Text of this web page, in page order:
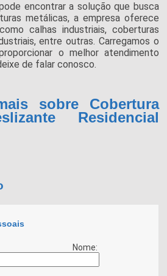
encontrar a solução que busca
metálicas, a empresa oferece
calhas industriais, coberturas
entre outras. Carregamos o
o melhor atendimento
de falar conosco.
sobre Cobertura
Residencial
Nome: